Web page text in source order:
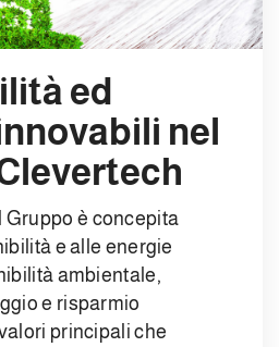
ed
nel
Gruppo è concepita
e alle energie
ambientale,
e risparmio
principali che